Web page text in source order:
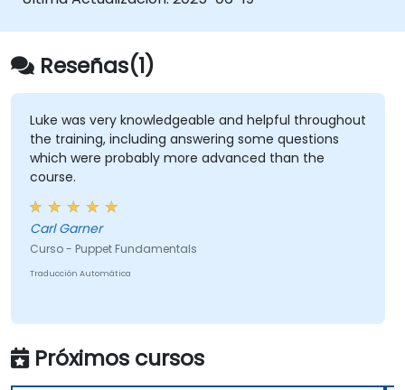
Reseñas(1)
Luke was very knowledgeable and helpful throughout
the training, including answering some questions
which were probably more advanced than the
course.
Carl Garner
Curso - Puppet Fundamentals
Traducción Automática
Próximos cursos